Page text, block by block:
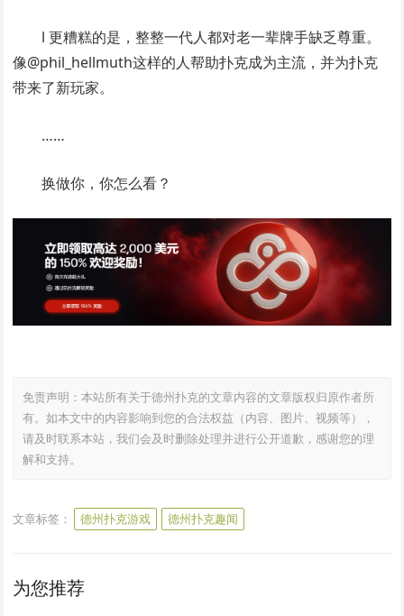
l 更糟糕的是，整整一代人都对老一辈牌手缺乏尊重。
像@phil_hellmuth这样的人帮助扑克成为主流，并为扑克
带来了新玩家。
……
换做你，你怎么看？
免责声明：本站所有关于德州扑克的文章内容的文章版权归原作者所
有。如本文中的内容影响到您的合法权益（内容、图片、视频等），
请及时联系本站，我们会及时删除处理并进行公开道歉，感谢您的理
解和支持。
文章标签： 德州扑克游戏 德州扑克趣闻
为您推荐